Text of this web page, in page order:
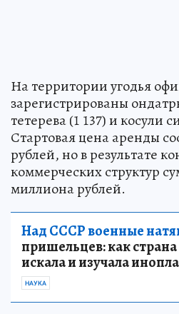
На территории угодья
зарегистрированы
тетерева (1 137) и косули
Стартовая цена аренды
рублей, но в результате
коммерческих структур
миллиона рублей.
Над СССР военные
пришельцев: как страна
искала и изучала
НАУКА